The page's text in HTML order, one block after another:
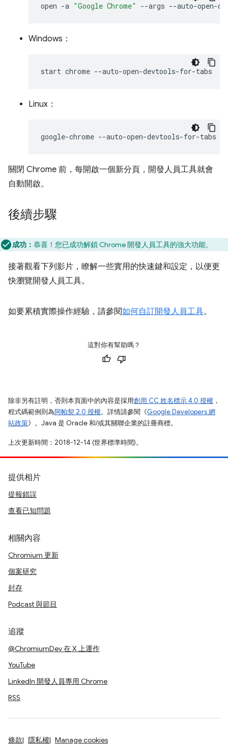
open -a "Google Chrome" --args
Windows：
start chrome
Linux：
google-chrome
關閉 Chrome 前，每開啟一個新分頁，開發人員工具就會
自動開啟。
後續步驟
成功： 恭喜！您已成功解鎖 Chrome 開發人員工具的強大功能。
接著觀看下列影片，瞭解一些實用的快速鍵和設定，以便更
快瀏覽開發人員工具。
如要累積實際操作經驗，請參閱如何自訂開發人員工具。
這對你有幫助嗎？
除非另有註明，否則本頁面中的內容是採用創用 CC 姓名標示 4.0 授權 ，
程式碼範例則為阿帕契 2.0 授權。詳情請參閱《Google Developers 網
站政策》。Java 是 Oracle 和/或其關聯企業的註冊商標。
上次更新時間：2018-12-14 (世界標準時間)。
提供相片
提報錯誤
查看已知問題
相關內容
Chromium 更新
個案研究
封存
Podcast 與節目
追蹤
@ChromiumDev 在 X 上運作
YouTube
LinkedIn 開發人員專用 Chrome
RSS
條款 隱私權 Manage cookies